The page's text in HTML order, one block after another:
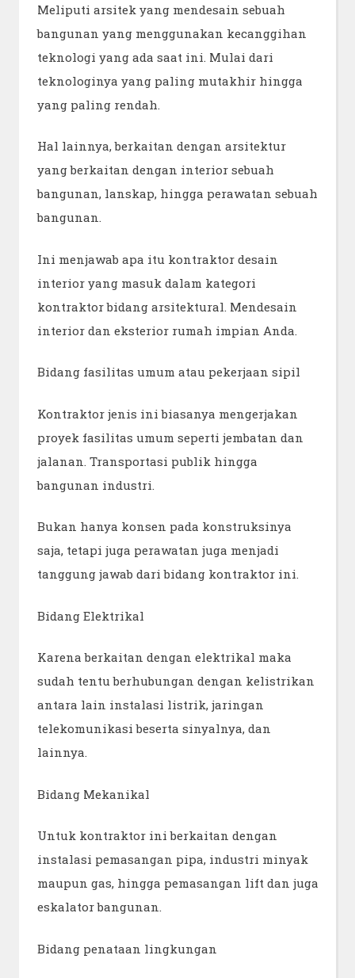
Meliputi arsitek yang mendesain sebuah
bangunan yang menggunakan kecanggihan
teknologi yang ada saat ini. Mulai dari
teknologinya yang paling mutakhir hingga
yang paling rendah.
Hal lainnya, berkaitan dengan arsitektur
yang berkaitan dengan interior sebuah
bangunan, lanskap, hingga perawatan sebuah
bangunan.
Ini menjawab apa itu kontraktor desain
interior yang masuk dalam kategori
kontraktor bidang arsitektural. Mendesain
interior dan eksterior rumah impian Anda.
Bidang fasilitas umum atau pekerjaan sipil
Kontraktor jenis ini biasanya mengerjakan
proyek fasilitas umum seperti jembatan dan
jalanan. Transportasi publik hingga
bangunan industri.
Bukan hanya konsen pada konstruksinya
saja, tetapi juga perawatan juga menjadi
tanggung jawab dari bidang kontraktor ini.
Bidang Elektrikal
Karena berkaitan dengan elektrikal maka
sudah tentu berhubungan dengan kelistrikan
antara lain instalasi listrik, jaringan
telekomunikasi beserta sinyalnya, dan
lainnya.
Bidang Mekanikal
Untuk kontraktor ini berkaitan dengan
instalasi pemasangan pipa, industri minyak
maupun gas, hingga pemasangan lift dan juga
eskalator bangunan.
Bidang penataan lingkungan